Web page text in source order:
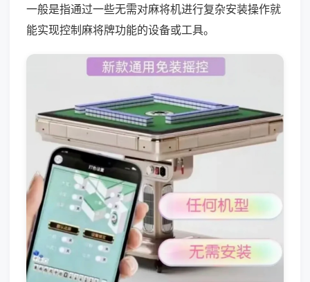
一般是指通过一些无需对麻将机进行复杂安装操作就
能实现控制麻将牌功能的设备或工具。